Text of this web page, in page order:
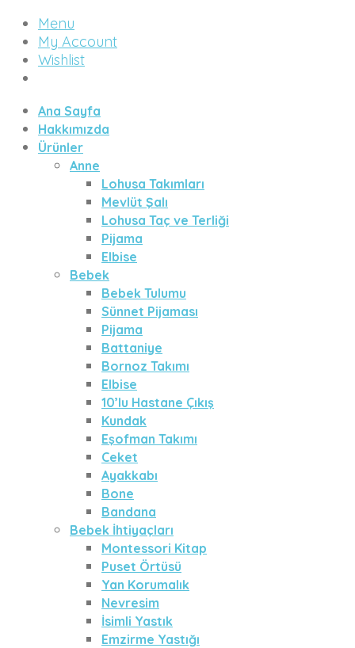
Menu
My Account
Wishlist
Ana Sayfa
Hakkımızda
Ürünler
Anne
Lohusa Takımları
Mevlüt Şalı
Lohusa Taç ve Terliği
Pijama
Elbise
Bebek
Bebek Tulumu
Sünnet Pijaması
Pijama
Battaniye
Bornoz Takımı
Elbise
10’lu Hastane Çıkış
Kundak
Eşofman Takımı
Ceket
Ayakkabı
Bone
Bandana
Bebek İhtiyaçları
Montessori Kitap
Puset Örtüsü
Yan Korumalık
Nevresim
İsimli Yastık
Emzirme Yastığı